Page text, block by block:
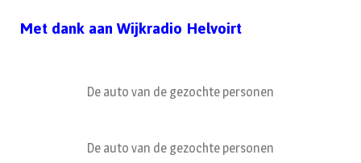
Met dank aan Wijkradio Helvoirt
De auto van de gezochte personen
De auto van de gezochte personen